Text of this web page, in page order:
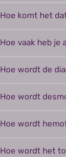
Hoe komt het
Hoe vaak heb
Hoe wordt de
Hoe wordt
Hoe wordt
Hoe wordt het